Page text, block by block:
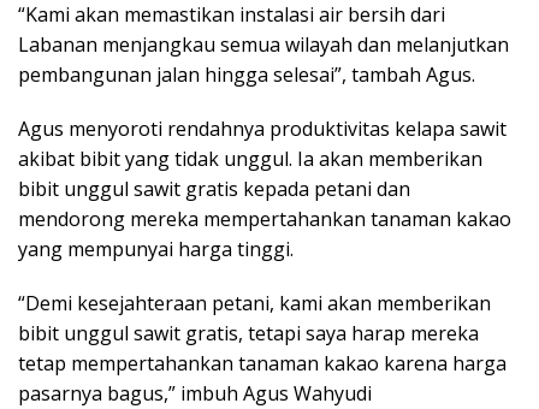
“Kami akan memastikan instalasi air bersih dari
Labanan menjangkau semua wilayah dan melanjutkan
pembangunan jalan hingga selesai”, tambah Agus.
Agus menyoroti rendahnya produktivitas kelapa sawit
akibat bibit yang tidak unggul. Ia akan memberikan
bibit unggul sawit gratis kepada petani dan
mendorong mereka mempertahankan tanaman kakao
yang mempunyai harga tinggi.
“Demi kesejahteraan petani, kami akan memberikan
bibit unggul sawit gratis, tetapi saya harap mereka
tetap mempertahankan tanaman kakao karena harga
pasarnya bagus,” imbuh Agus Wahyudi